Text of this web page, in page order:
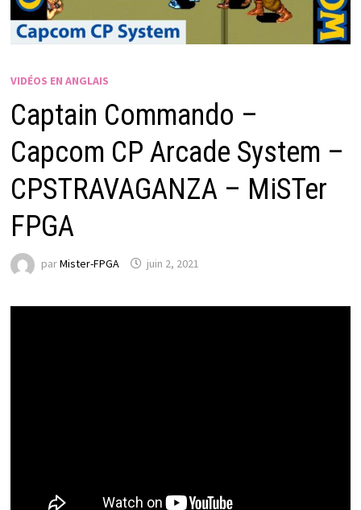
VIDÉOS EN ANGLAIS
Captain Commando –
Capcom CP Arcade System –
CPSTRAVAGANZA – MiSTer
FPGA
parMister-FPGA juin 2, 2021